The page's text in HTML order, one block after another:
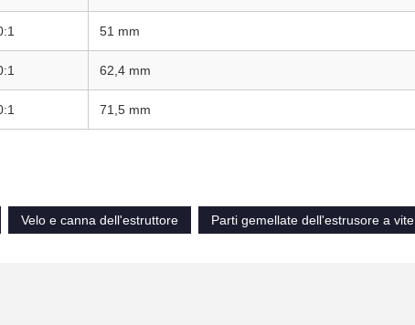
51 mm
62,4 mm
71,5 mm
Velo e canna dell'estruttore Parti gemellate dell'estrusore a vite